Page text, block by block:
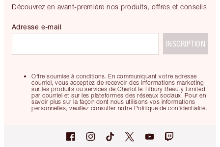
Découvrez en avant-première nos produits, offres et conseils
Offre soumise à conditions. En communiquant votre adresse
courriel, vous acceptez de recevoir des informations marketing
sur les produits ou services de Charlotte Tilbury Beauty Limited
par courriel et sur les plateformes des réseaux sociaux. Pour en
savoir plus sur la façon dont nous utilisons vos informations
personnelles, veuillez consulter notre Politique de confidentialité.
Adresse e-mail
INSCRIPTION